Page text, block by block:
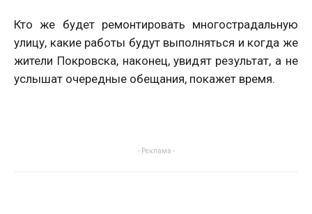
Кто же будет ремонтировать многострадальную
улицу, какие работы будут выполняться и когда же
жители Покровска, наконец, увидят результат, а не
услышат очередные обещания, покажет время.
- Реклама -